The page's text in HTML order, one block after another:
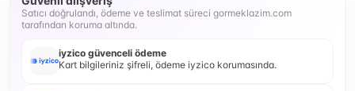
Satıcı doğrulandı, ödeme ve teslimat süreci gormeklazim.com
tarafından koruma altında.
iyzico güvenceli ödeme
Kart bilgileriniz şifreli, ödeme iyzico korumasında.